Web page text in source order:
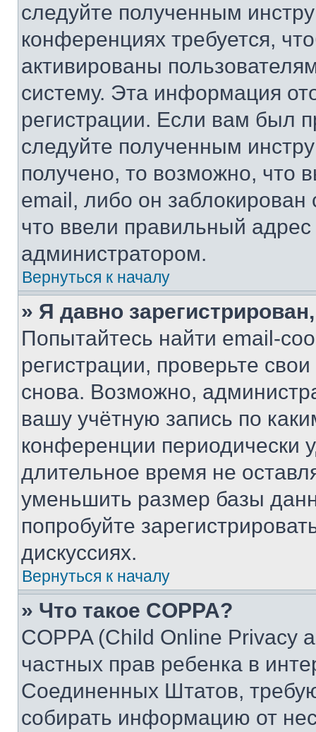
следуйте полученным
конференциях требуется,
активированы
систему. Эта информация
регистрации. Если вам был
следуйте полученным
получено, то возможно, что
email, либо он
что ввели правильный адрес
администратором.
Вернуться к началу
» Я давно
Попытайтесь найти email-
регистрации, проверьте
снова. Возможно,
вашу учётную запись по
конференции периодически
длительное время не
уменьшить размер базы
попробуйте
дискуссиях.
Вернуться к началу
» Что такое COPPA?
COPPA (Child Online Privacy
частных прав ребенка в
Соединенных Штатов,
собирать информацию от